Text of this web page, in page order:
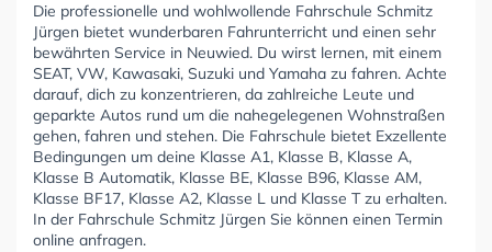
Die professionelle und wohlwollende Fahrschule Schmitz
Jürgen bietet wunderbaren Fahrunterricht und einen sehr
bewährten Service in Neuwied. Du wirst lernen, mit einem
SEAT, VW, Kawasaki, Suzuki und Yamaha zu fahren. Achte
darauf, dich zu konzentrieren, da zahlreiche Leute und
geparkte Autos rund um die nahegelegenen Wohnstraßen
gehen, fahren und stehen. Die Fahrschule bietet Exzellente
Bedingungen um deine Klasse A1, Klasse B, Klasse A,
Klasse B Automatik, Klasse BE, Klasse B96, Klasse AM,
Klasse BF17, Klasse A2, Klasse L und Klasse T zu erhalten.
In der Fahrschule Schmitz Jürgen Sie können einen Termin
online anfragen.